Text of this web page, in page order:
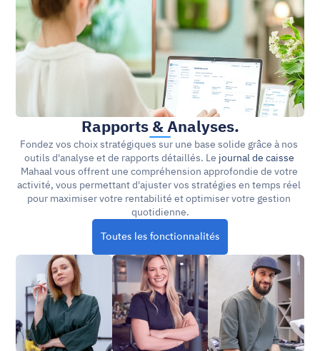
Rapports & Analyses.
Fondez vos choix stratégiques sur une base solide grâce à nos
outils d'analyse et de rapports détaillés. Le journal de caisse
Mahaal vous offrent une compréhension approfondie de votre
activité, vous permettant d'ajuster vos stratégies en temps réel
pour maximiser votre rentabilité et optimiser votre gestion
quotidienne.
Toutes les fonctionnalités